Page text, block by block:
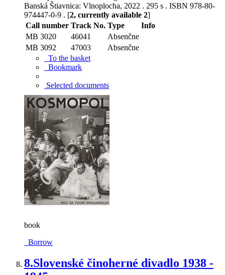
Banská Štiavnica: Vlnoplocha, 2022 . 295 s . ISBN 978-80-
974447-0-9 . [2, currently available 2]
Call number Track No. Type
Info
MB 3020
46041
Absenčne
MB 3092
47003
Absenčne
To the basket
Bookmark
Selected documents
book
Borrow
8.Slovenské činoherné divadlo 1938 -